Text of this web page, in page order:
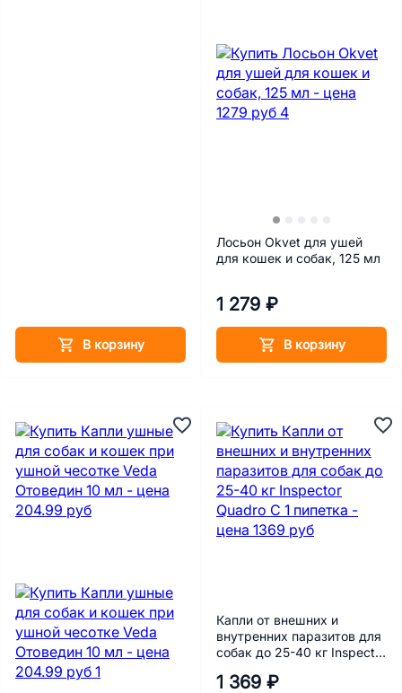
В корзину
Лосьон Okvet для ушей
для кошек и собак, 125 мл
1 279 ₽
В корзину
Капли от внешних и
внутренних паразитов для
собак до 25-40 кг Inspector
1 369 ₽